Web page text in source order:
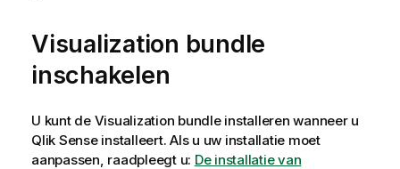
Visualization bundle
inschakelen
U kunt de Visualization bundleinstalleren wanneer u
Qlik Senseinstalleert. Als u uw installatie moet
aanpassen, raadpleegt u: De installatie van